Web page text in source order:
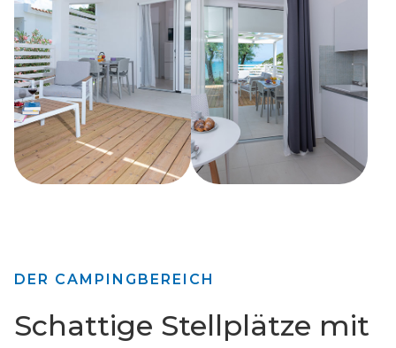
DER CAMPINGBEREICH
Schattige Stellplätze mit